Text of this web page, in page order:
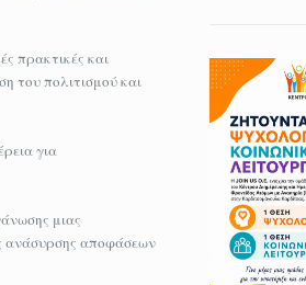
πρακτικές και
του πολιτισμού και
για
μιας
ανάσυρσης αποφάσεων